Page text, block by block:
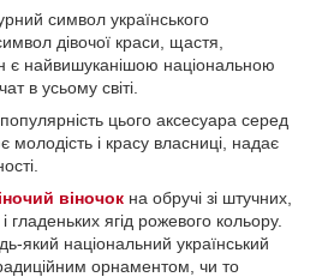
символ українського
дівочої краси, щастя,
є найвишуканішою національною
в усьому світі.
цього аксесуара серед
молодість і красу власниці, надає
віночок на обручі зі штучних,
гладеньких ягід рожевого кольору.
який національний український
орнаментом, чи то